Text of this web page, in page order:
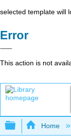
selected template will
Error
This action is not
Expand/
Home